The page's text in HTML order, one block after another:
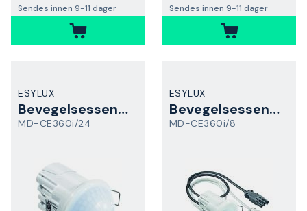
Sendes innen 9-11 dager Sendes innen 9-11 dager
ESYLUX
Bevegelsessensor
MD-CE360i/24
ESYLUX
Bevegelsessensor
MD-CE360i/8